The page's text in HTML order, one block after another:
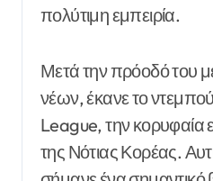
πολύτιμη εμπειρία.
Μετά την πρόοδό του
νέων, έκανε το
League, την κορυφαία
της Νότιας Κορέας.